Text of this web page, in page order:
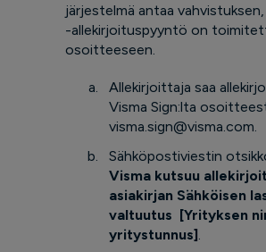
järjestelmä antaa
-allekirjoituspyyntö on
osoitteeseen.
Allekirjoittaja saa
Visma Sign:lta
visma.sign@visma.com.
Sähköpostiviestin
Visma kutsuu
asiakirjan Sähköisen
valtuutus [Yrityksen
yritystunnus]